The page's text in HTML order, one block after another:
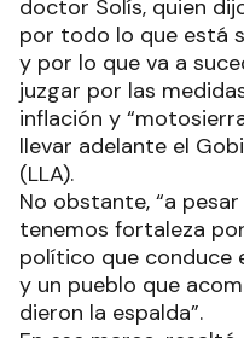
doctor Solís, quien
por todo lo que está
y por lo que va a
juzgar por las
inflación y
llevar adelante el
(LLA).
No obstante, “a
tenemos fortaleza
político que conduce
y un pueblo que
dieron la espalda”.